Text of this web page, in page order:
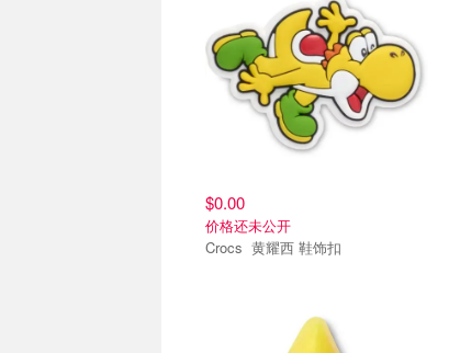
$0.00
价格还未公开
Crocs 黄耀西 鞋饰扣